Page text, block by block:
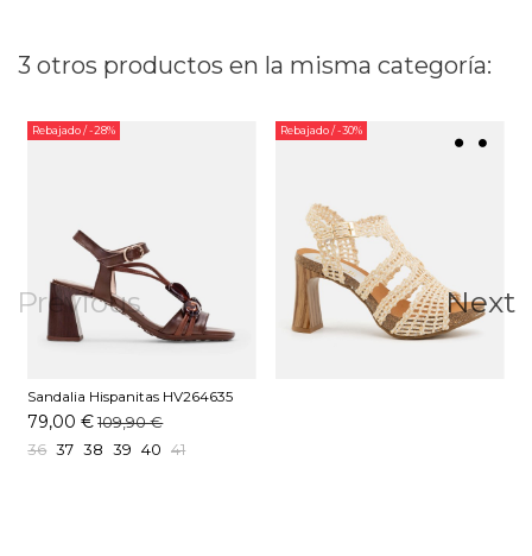
3 otros productos en la misma categoría:
Previous
Rebajado/ -28%
Sandalia Hispanitas HV264635
C003 Avellana
79,00 € 109,90 €
36 37 38 39 40 41
Rebajado/ -30%
Next